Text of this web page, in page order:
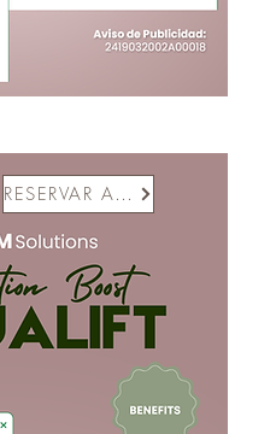
RESERVAR AHORA